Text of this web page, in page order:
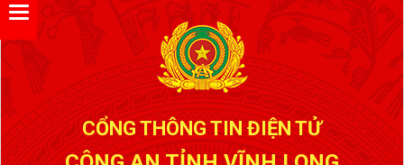
CỔNG THÔNG TIN ĐIỆN TỬ